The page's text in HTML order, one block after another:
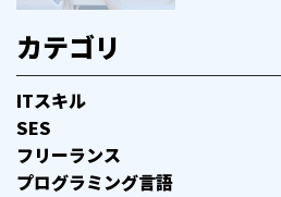
カテゴリ
ITスキル
SES
フリーランス
プログラミング言語